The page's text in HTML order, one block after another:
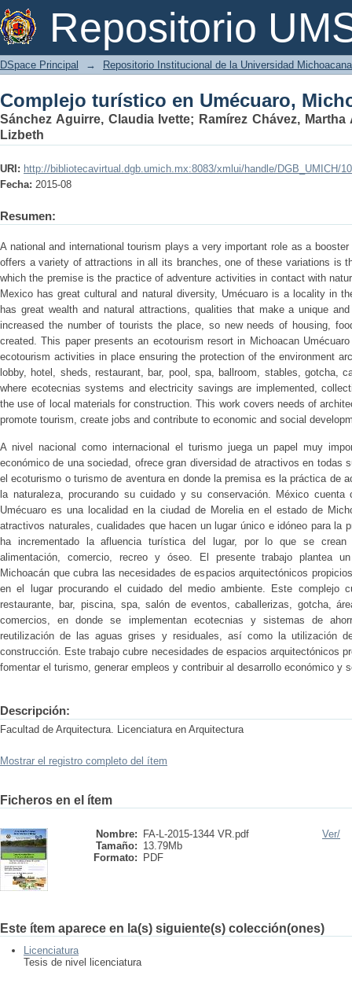
Repositorio
Complejo turístico en Umécuaro,
DSpace Principal → Repositorio Institucional de la Universidad
Complejo turístico en Umécuaro,
Sánchez Aguirre, Claudia Ivette; Ramírez Chávez, Martha
Lizbeth
URI: http://bibliotecavirtual.dgb.umich.mx:8083/xmlui/handle/DGB_UMICH/
Fecha: 2015-08
Resumen:
A national and international tourism plays a very important role as a
offers a variety of attractions in all its branches, one of these variations is
which the premise is the practice of adventure activities in contact with
Mexico has great cultural and natural diversity, Umécuaro is a locality in
has great wealth and natural attractions, qualities that make a unique
increased the number of tourists the place, so new needs of housing,
created. This paper presents an ecotourism resort in Michoacan
ecotourism activities in place ensuring the protection of the environment
lobby, hotel, sheds, restaurant, bar, pool, spa, ballroom, stables, gotcha,
where ecotecnias systems and electricity savings are implemented,
the use of local materials for construction. This work covers needs of
promote tourism, create jobs and contribute to economic and social
A nivel nacional como internacional el turismo juega un papel muy
económico de una sociedad, ofrece gran diversidad de atractivos en todas
el ecoturismo o turismo de aventura en donde la premisa es la práctica de
la naturaleza, procurando su cuidado y su conservación. México
Umécuaro es una localidad en la ciudad de Morelia en el estado de
atractivos naturales, cualidades que hacen un lugar único e idóneo para la
ha incrementado la afluencia turística del lugar, por lo que se crean
alimentación, comercio, recreo y óseo. El presente trabajo plantea
Michoacán que cubra las necesidades de espacios arquitectónicos
en el lugar procurando el cuidado del medio ambiente. Este complejo
restaurante, bar, piscina, spa, salón de eventos, caballerizas, gotcha,
comercios, en donde se implementan ecotecnias y sistemas de
reutilización de las aguas grises y residuales, así como la utilización
construcción. Este trabajo cubre necesidades de espacios arquitectónicos
fomentar el turismo, generar empleos y contribuir al desarrollo económico y
Descripción:
Facultad de Arquitectura. Licenciatura en Arquitectura
Mostrar el registro completo del ítem
Ficheros en el ítem
Nombre:
FA-L-2015-1344 VR.pdf
Tamaño: 13.79Mb
Formato:
PDF
Ver/
Este ítem aparece en la(s) siguiente(s) colección(ones)
Licenciatura
Tesis de nivel licenciatura